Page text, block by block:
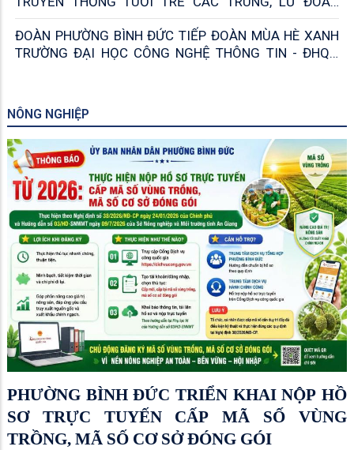
TRONG LỰC LƯỢNG VŨ TRANG QUÂN KHU 9 NĂM
2026
ĐOÀN PHƯỜNG BÌNH ĐỨC TIẾP ĐOÀN MÙA HÈ XANH
TRƯỜNG ĐẠI HỌC CÔNG NGHỆ THÔNG TIN - ĐHQG
NÔNG NGHIỆP
PHƯỜNG BÌNH ĐỨC TRIỂN KHAI NỘP HỒ
SƠ TRỰC TUYẾN CẤP MÃ SỐ VÙNG
TRỒNG, MÃ SỐ CƠ SỞ ĐÓNG GÓI